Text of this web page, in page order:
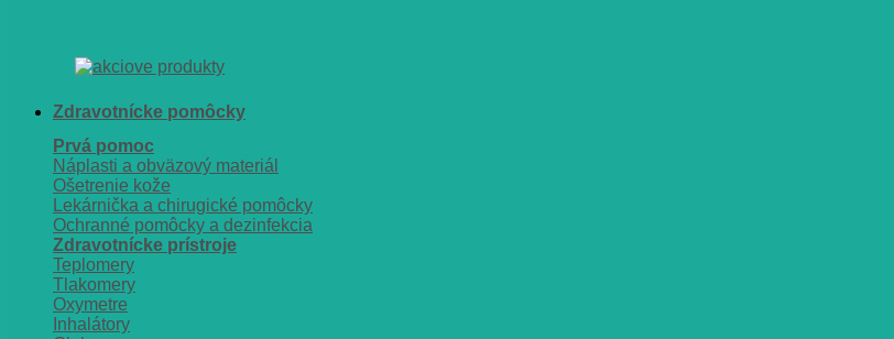
Zdravotnícke pomôcky
Prvá pomoc
Náplasti a obväzový materiál
Ošetrenie kože
Lekárnička a chirugické pomôcky
Ochranné pomôcky a dezinfekcia
Zdravotnícke prístroje
Teplomery
Tlakomery
Oxymetre
Inhalátory